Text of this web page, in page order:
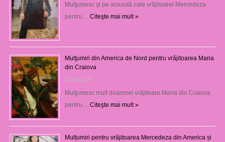
Mulţumesc şi pe această cale vrăjitoarei Mercedeza
pentru … Citeşte mai mult »
Mulţumiri din America de Nord pentru vrăjitoarea Maria
din Craiova
07/08/2026
Mulţumesc mult doamnei vrăjitoare Maria din Craiova
pentru … Citeşte mai mult »
Mulțumiri pentru vrăjitoarea Mercedeza din America și